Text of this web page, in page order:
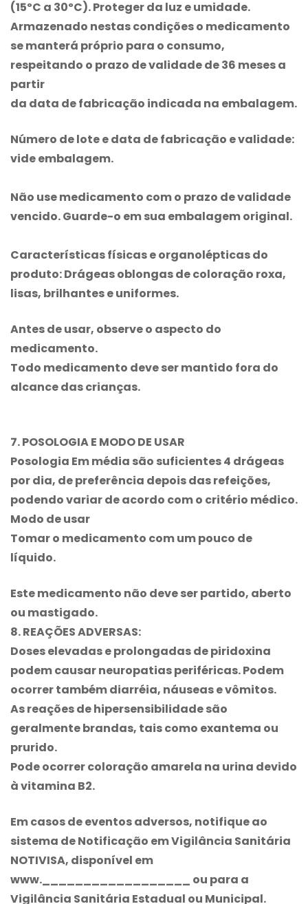
(15ºC a 30ºC). Proteger da luz e umidade.
Armazenado nestas condições o medicamento
se manterá próprio para o consumo,
respeitando o prazo de validade de 36 meses a
partir
da data de fabricação indicada na embalagem.
Número de lote e data de fabricação e validade:
vide embalagem.
Não use medicamento com o prazo de validade
vencido. Guarde-o em sua embalagem original.
Características físicas e organolépticas do
produto: Drágeas oblongas de coloração roxa,
lisas, brilhantes e uniformes.
Antes de usar, observe o aspecto do
medicamento.
Todo medicamento deve ser mantido fora do
alcance das crianças.
7. POSOLOGIA E MODO DE USAR
Posologia Em média são suficientes 4 drágeas
por dia, de preferência depois das refeições,
podendo variar de acordo com o critério médico.
Modo de usar
Tomar o medicamento com um pouco de
líquido.
Este medicamento não deve ser partido, aberto
ou mastigado.
8. REAÇÕES ADVERSAS:
Doses elevadas e prolongadas de piridoxina
podem causar neuropatias periféricas. Podem
ocorrer também diarréia, náuseas e vômitos.
As reações de hipersensibilidade são
geralmente brandas, tais como exantema ou
prurido.
Pode ocorrer coloração amarela na urina devido
à vitamina B2.
Em casos de eventos adversos, notifique ao
sistema de Notificação em Vigilância Sanitária
NOTIVISA, disponível em
www.__________________ ou para a
Vigilância Sanitária Estadual ou Municipal.